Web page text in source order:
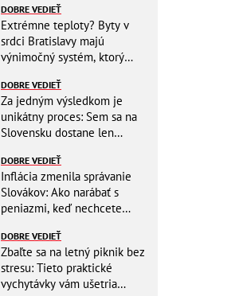
DOBRE VEDIEŤ
Extrémne teploty? Byty v
srdci Bratislavy majú
výnimočný systém, ktorý
DOBRE VEDIEŤ
Za jedným výsledkom je
unikátny proces: Sem sa na
Slovensku dostane len
DOBRE VEDIEŤ
Inflácia zmenila správanie
Slovákov: Ako narábať s
peniazmi, keď nechcete
DOBRE VEDIEŤ
Zbaľte sa na letný piknik bez
stresu: Tieto praktické
vychytávky vám ušetria